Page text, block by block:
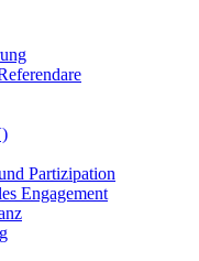
Partizipation
Engagement